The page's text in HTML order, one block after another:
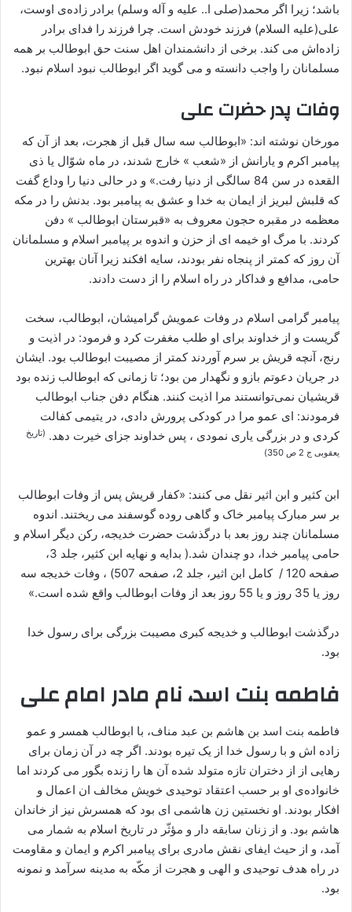
باشد؛ زیرا اگر محمد(صلی ا.. علیه و آله وسلم) برادر زاده‌ی اوست،
علی(علیه السلام) فرزند خودش است. چرا فرزند را فدای برادر
زاده‌اش می کند. برخی از دانشمندان اهل سنت حق ابوطالب بر همه
مسلمانان را واجب دانسته و می گوید اگر ابوطالب نبود اسلام نبود.
وفات پدر حضرت علی
مورخان نوشته اند: «ابوطالب سه سال قبل از هجرت، بعد از آن که
پیامبر اکرم و یارانش از «شعب » خارج شدند، در ماه شوّال یا ذی
القعده در سن 84 سالگی از دنیا رفت.» و در حالی دنیا را وداع گفت
که قلبش لبریز از ایمان به خدا و عشق به پیامبر بود. بدنش را در مکه
معظمه در مقبره حجون معروف به «قبرستان ابوطالب » دفن
کردند. با مرگ او خیمه ای از حزن و اندوه بر پیامبر اسلام و مسلمانان
آن روز که کمتر از پنجاه نفر بودند، سایه افکند زیرا آنان بهترین
حامی، مدافع و فداکار در راه اسلام را از دست دادند.
پیامبر گرامی اسلام در وفات عمویش گرامیشان، ابوطالب، سخت
گریست و از خداوند برای او طلب مغفرت کرد و فرمود: در اذیت و
رنج، آنچه قریش بر سرم آوردند کمتر از مصیبت ابوطالب بود. ایشان
در جریان دعوتم بازو و نگهدار من بود؛ تا زمانی که ابوطالب زنده بود
قریشیان نمی‌توانستند مرا اذیت کنند. هنگام دفن جناب ابوطالب
فرمودند: ای عمو مرا در کودکی پرورش دادی، در یتیمی کفالت
کردی و در بزرگی یاری نمودی ، پس خداوند جزای خیرت دهد. (تاریخ
یعقوبی ج 2 ص 350)
ابن کثیر و ابن اثیر نقل می کنند: «کفار قریش پس از وفات ابوطالب
بر سر مبارک پیامبر خاک و گاهی روده گوسفند می ریختند. اندوه
مسلمانان چند روز بعد با درگذشت حضرت خدیجه، رکن دیگر اسلام و
حامی پیامبر خدا، دو چندان شد.( بدایه و نهایه ابن کثیر، جلد 3،
صفحه 120 / کامل ابن اثیر، جلد 2، صفحه 507) ، وفات خدیجه سه
روز یا 35 روز و یا 55 روز بعد از وفات ابوطالب واقع شده است.»
درگذشت ابوطالب و خدیجه کبری مصیبت بزرگی برای رسول خدا
بود.
فاطمه بنت اسد، نام مادر امام علی
فاطمه بنت اسد بن هاشم بن عبد مناف، با ابوطالب همسر و عمو
زاده اش و با رسول خدا از یک تیره بودند. اگر چه در آن زمان برای
رهایی از از دختران تازه متولد شده آن ها را زنده بگور می کردند اما
خانواده‌ی او بر حسب اعتقاد توحیدی خویش مخالف ان اعمال و
افکار بودند. او نخستین زن هاشمی ای بود که همسرش نیز از خاندان
هاشم بود. و از زنان سابقه دار و مؤثّر در تاریخ اسلام به شمار می
آمد، و از حیث ایفای نقش مادری برای پیامبر اکرم و ایمان و مقاومت
در راه هدف توحیدی و الهی و هجرت از مکّه به مدینه سرآمد و نمونه
بود.